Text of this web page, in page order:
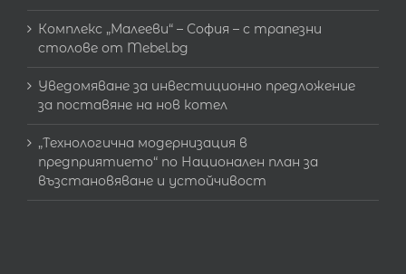
Комплекс „Малееви“ – София – с трапезни
столове от Mebel.bg
Уведомяване за инвестиционно предложение
за поставяне на нов котел
„Технологична модернизация в
предприятието“ по Национален план за
възстановяване и устойчивост